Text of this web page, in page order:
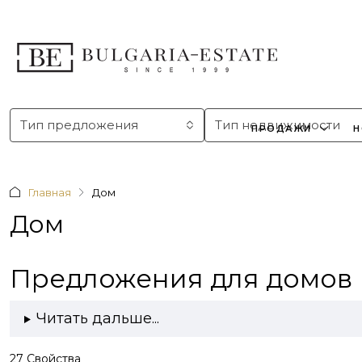
ПРОДАЖИ
Тип предложения Тип недвижимости
Главная Дом
Дом
Предложения для домов
Читать дальше...
27 Свойства